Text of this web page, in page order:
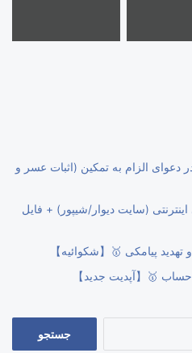
دعوای الزام به تمکین (اثبات عسر و
اینترنتی (سایت دیوار/شیپور) + فایل
تهدید پیامکی 🥇【شکوائیه】
🥇【آپدیت جدید】